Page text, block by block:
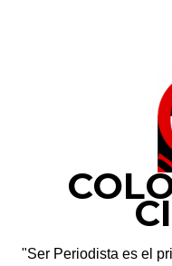
"Ser Periodista es el